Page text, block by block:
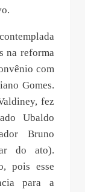
na reforma
com
Gomes.
fez
Ubaldo
Bruno
do ato).
pois esse
para a